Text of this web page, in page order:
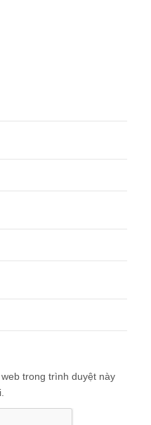
trong trình duyệt này